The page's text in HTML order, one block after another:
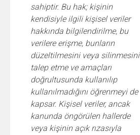
sahiptir. Bu hak; kişinin
kendisiyle ilgili kişisel veriler
hakkında bilgilendirilme, bu
verilere erişme, bunların
düzeltilmesini veya silinmesini
talep etme ve amaçları
doğrultusunda kullanılıp
kullanılmadığını öğrenmeyi de
kapsar. Kişisel veriler, ancak
kanunda öngörülen hallerde
veya kişinin açık rızasıyla